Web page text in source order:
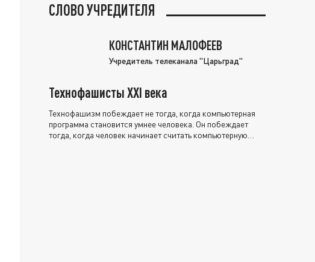
СЛОВО УЧРЕДИТЕЛЯ
КОНСТАНТИН МАЛОФЕЕВ
Учредитель телеканала "Царьград"
Технофашисты XXI века
Технофашизм побеждает не тогда, когда компьютерная
программа становится умнее человека. Он побеждает
тогда, когда человек начинает считать компьютерную